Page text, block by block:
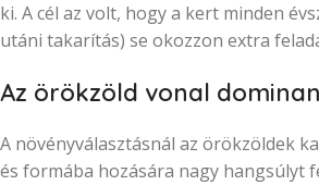
ki. A cél az volt, hogy a kert minden
utáni takarítás) se okozzon extra
Az örökzöld vonal
A növényválasztásnál az örökzöldek
és formába hozására nagy hangsúlyt